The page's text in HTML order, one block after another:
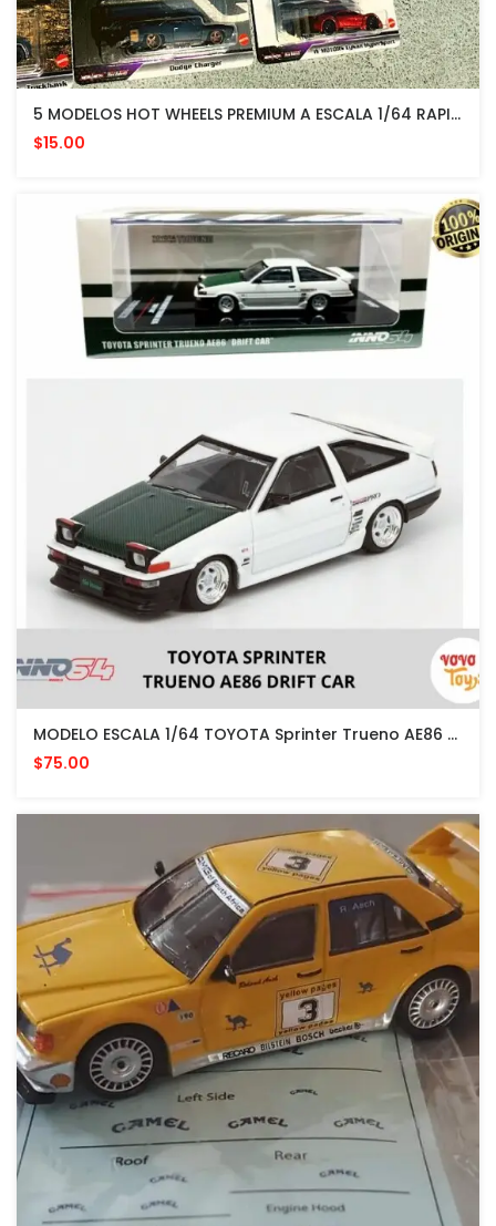
5 MODELOS HOT WHEELS PREMIUM A ESCALA 1/64 RAPIDO Y FURIOSO FAST STARS F9 2021
$15.00
MODELO ESCALA 1/64 TOYOTA Sprinter Trueno AE86 Drift Car White With Green Carbon Fiber Hood
$75.00